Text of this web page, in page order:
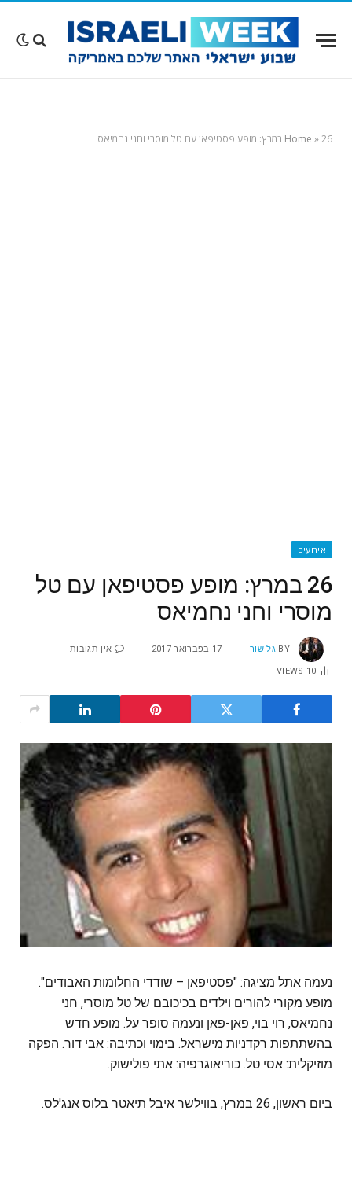
Home »26 במרץ: מופע פסטיפאן עם טל מוסרי וחני נחמיאס
אירועים
26 במרץ: מופע פסטיפאן עם טל
מוסרי וחני נחמיאס
BY גל שור 17 בפברואר 2017 אין תגובות
10
VIEWS
נעמה אתל מציגה: "פסטיפאן – שודדי החלומות האבודים".
מופע מקורי להורים וילדים בכיכובם של טל מוסרי, חני
נחמיאס, רוי בוי, פאן-פאן ונעמה סופר על. מופע חדש
בהשתתפות רקדניות מישראל. בימוי וכתיבה: אבי דור. הפקה
מוזיקלית: אסי טל. כוריאוגרפיה: אתי פולישוק.
ביום ראשון, 26 במרץ, בווילשר איבל תיאטר בלוס אנג'לס.